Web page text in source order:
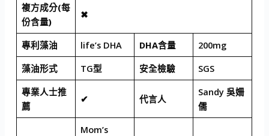
複方成分(每
份含量)
✖
專利藻油 life’s DHA DHA含量
200mg
藻油形式
TG型 安全檢驗
SGS
專業人士推
薦
✔ 代言人
Sandy 吳姍
儒
Mom’s